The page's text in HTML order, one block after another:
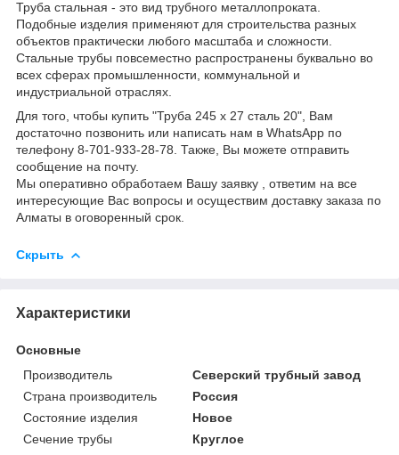
Труба стальная - это вид трубного металлопроката.
Подобные изделия применяют для строительства разных
объектов практически любого масштаба и сложности.
Стальные трубы повсеместно распространены буквально во
всех сферах промышленности, коммунальной и
индустриальной отраслях.
Для того, чтобы купить "Труба 245 х 27 сталь 20", Вам
достаточно позвонить или написать нам в WhatsApp по
телефону 8-701-933-28-78. Также, Вы можете отправить
сообщение на почту.
Мы оперативно обработаем Вашу заявку , ответим на все
интересующие Вас вопросы и осуществим доставку заказа по
Алматы в оговоренный срок.
Скрыть
Характеристики
Основные
Производитель
Северский трубный завод
Страна производитель
Россия
Состояние изделия
Новое
Сечение трубы
Круглое